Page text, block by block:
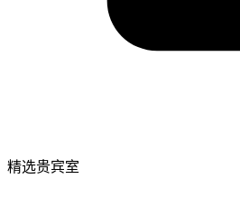
精选贵宾室